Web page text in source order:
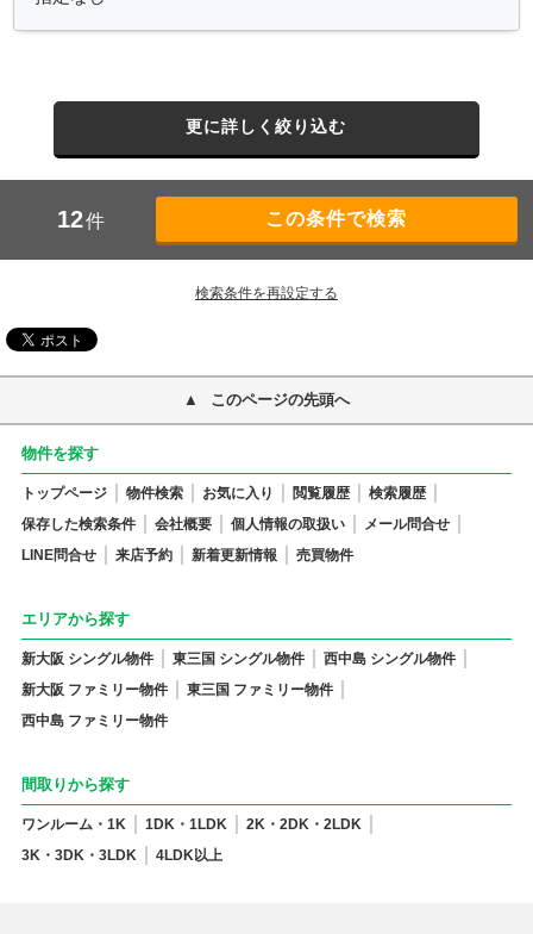
更に詳しく絞り込む
12件
検索条件を再設定する
このページの先頭へ
物件を探す
トップページ 物件検索 お気に入り 閲覧履歴
検索履歴
保存した検索条件
会社概要 個人情報の取扱い
メール問合せ
LINE問合せ
来店予約 新着更新情報 売買物件
エリアから探す
新大阪 シングル物件 東三国 シングル物件
西中島 シングル物件
新大阪 ファミリー物件
東三国 ファミリー物件
西中島 ファミリー物件
間取りから探す
ワンルーム・1K 1DK・1LDK
2K・2DK・2LDK
3K・3DK・3LDK
4LDK以上